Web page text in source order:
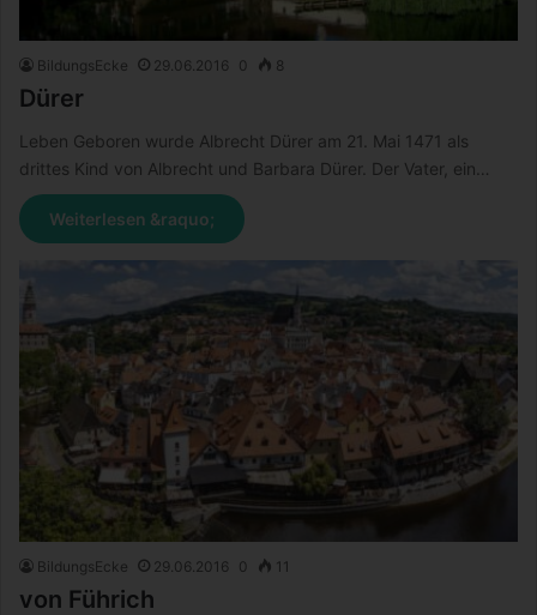
BildungsEcke 29.06.2016 0 8
Dürer
Leben Geboren wurde Albrecht Dürer am 21. Mai 1471 als
drittes Kind von Albrecht und Barbara Dürer. Der Vater, ein…
Weiterlesen &raquo;
BildungsEcke 29.06.2016 0 11
von Führich